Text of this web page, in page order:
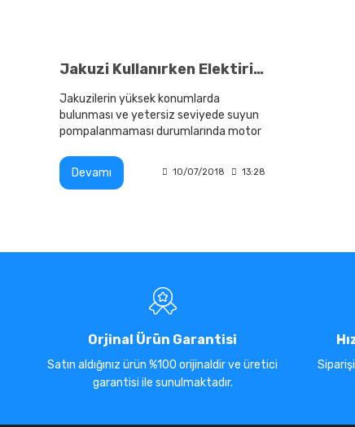
Jakuzi Kullanırken Elektirik Akımına Kapılırmıyım ?
Jakuzilerin yüksek konumlarda
bulunması ve yetersiz seviyede suyun
pompalanmaması durumlarında motor
Devamı
10/07/2018 13:28
Orjinal Ürün Garantisi
Satın aldığınız ürün %100 orijinaldir ve üretici
garantisi ile sunulmaktadır.